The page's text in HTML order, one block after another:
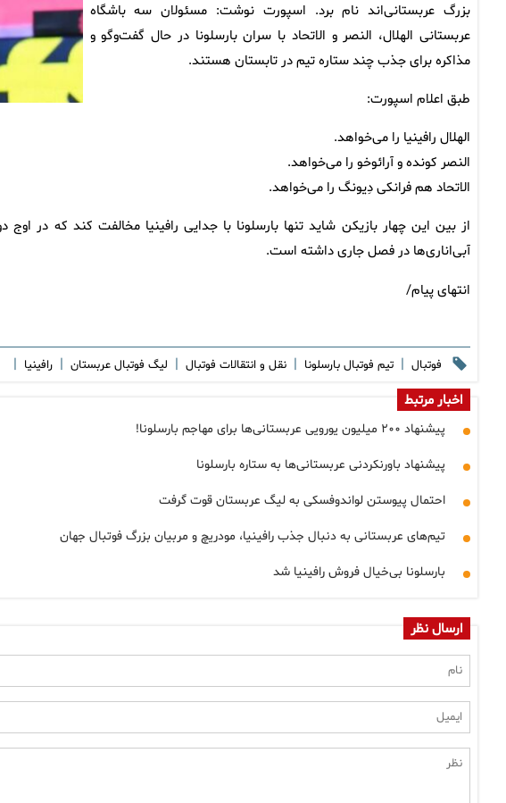
بزرگ عربستانی‌اند نام برد. اسپورت نوشت: مسئولان سه باشگاه
عربستانی الهلال، النصر و الاتحاد با سران بارسلونا در حال گفت‌وگو و
مذاکره برای جذب چند ستاره تیم در تابستان هستند.
طبق اعلام اسپورت:
الهلال رافینیا را می‌خواهد.
النصر کونده و آرائوخو را می‌خواهد.
الاتحاد هم فرانکی دِیونگ را می‌خواهد.
از بین این چهار بازیکن شاید تنها بارسلونا با جدایی رافینیا مخالفت کند که
آبی‌اناری‌ها در فصل جاری داشته است.
انتهای پیام/
فوتبال | تیم فوتبال بارسلونا | نقل و انتقالات فوتبال | لیگ فوتبال عربستان | رافینیا |
اخبار مرتبط
پیشنهاد ۲۰۰ میلیون یورویی عربستانی‌ها برای مهاجم بارسلونا!
پیشنهاد باورنکردنی عربستانی‌ها به ستاره بارسلونا
احتمال پیوستن لواندوفسکی به لیگ عربستان قوت گرفت
تیم‌های عربستانی به دنبال جذب رافینیا، مودریچ و مربیان بزرگ فوتبال جهان
بارسلونا بی‌خیال فروش رافینیا شد
ارسال نظر